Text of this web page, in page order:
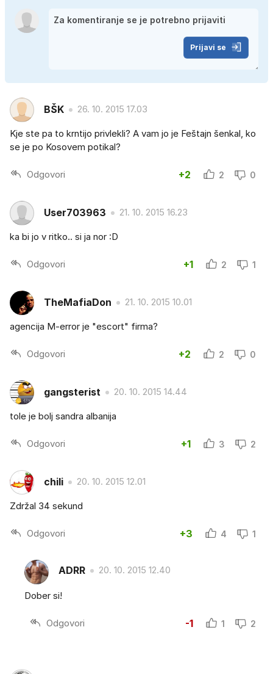
Prijavi se
BŠK 26. 10. 2015 17.03
Kje ste pa to krntijo privlekli? A vam jo je Feštajn šenkal, ko
se je po Kosovem potikal?
Odgovori +2 2 0
User703963 21. 10. 2015 16.23
ka bi jo v ritko.. si ja nor :D
Odgovori +1 2 1
TheMafiaDon 21. 10. 2015 10.01
agencija M-error je "escort" firma?
Odgovori +2 2 0
gangsterist 20. 10. 2015 14.44
tole je bolj sandra albanija
Odgovori +1 3 2
chili 20. 10. 2015 12.01
Zdržal 34 sekund
Odgovori +3 4 1
ADRR 20. 10. 2015 12.40
Dober si!
Odgovori -1 1 2